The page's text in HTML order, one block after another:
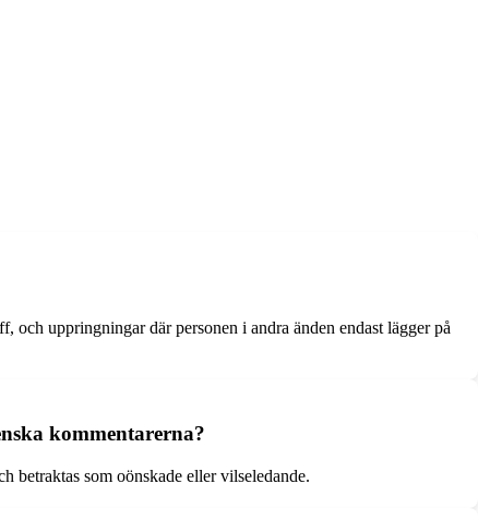
uppringningar där personen i andra änden endast lägger på
kommentarerna?
betraktas som oönskade eller vilseledande.